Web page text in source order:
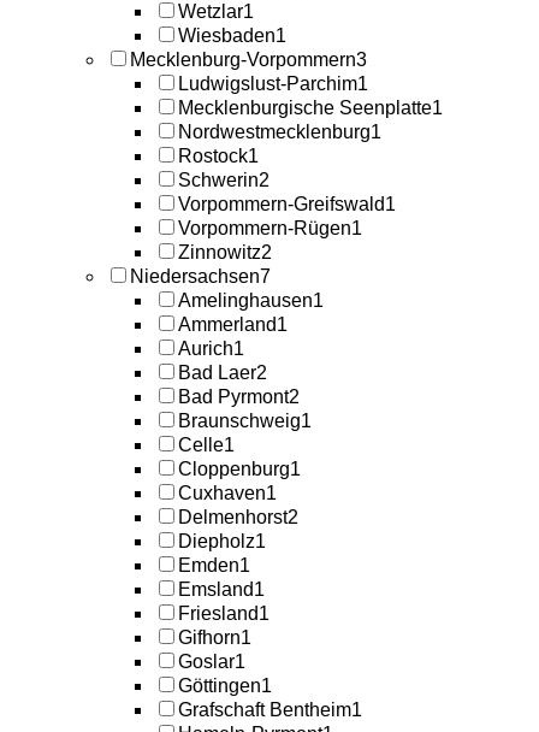
Wetzlar1
Wiesbaden1
Mecklenburg-Vorpommern3
Ludwigslust-Parchim1
Mecklenburgische Seenplatte1
Nordwestmecklenburg1
Rostock1
Schwerin2
Vorpommern-Greifswald1
Vorpommern-Rügen1
Zinnowitz2
Niedersachsen7
Amelinghausen1
Ammerland1
Aurich1
Bad Laer2
Bad Pyrmont2
Braunschweig1
Celle1
Cloppenburg1
Cuxhaven1
Delmenhorst2
Diepholz1
Emden1
Emsland1
Friesland1
Gifhorn1
Goslar1
Göttingen1
Grafschaft Bentheim1